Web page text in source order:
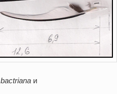
bactriana и